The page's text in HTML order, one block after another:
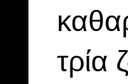
τρία